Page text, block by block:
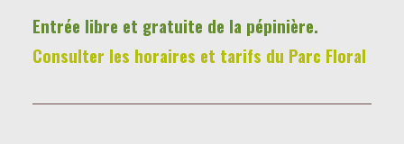
Entrée libre et gratuite de la pépinière.
Consulter les horaires et tarifs du Parc Floral